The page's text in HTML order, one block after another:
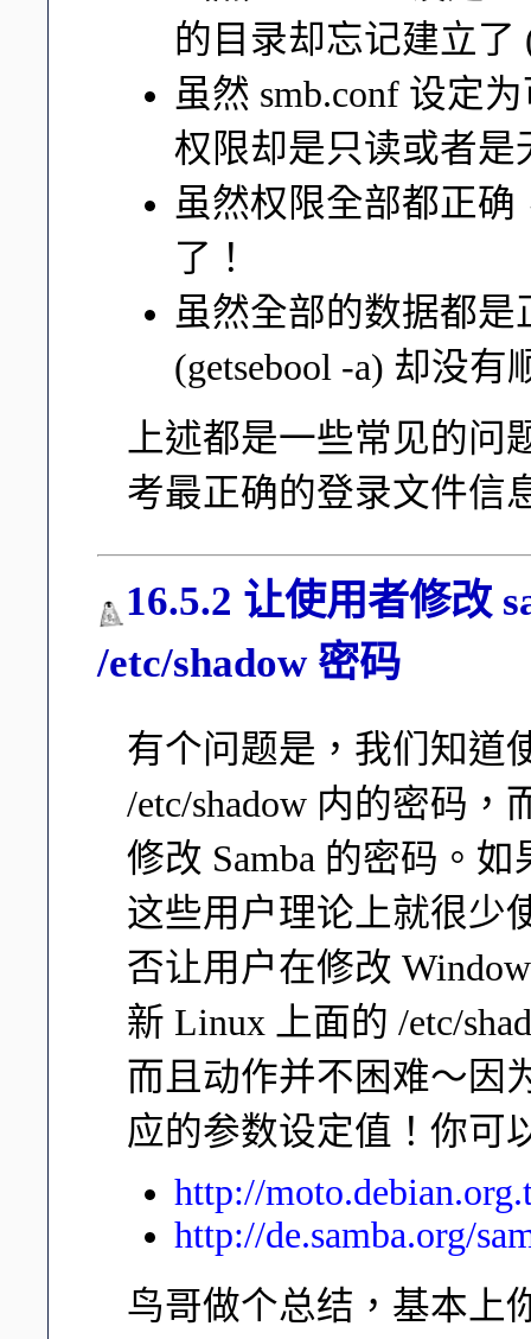
的目录却忘记建立
虽然 smb.conf 设定
权限却是只读或者是
虽然权限全部都正
了！
虽然全部的数据都
(getsebool -a) 却没有
上述都是一些常见的问
考最正确的登录文件信
16.5.2 让使用者修改
/etc/shadow 密码
有个问题是，我们知道
/etc/shadow 内的密码，
修改 Samba 的密码。
这些用户理论上就很少
否让用户在修改
新 Linux 上面的 /etc/
而且动作并不困难～因
应的参数设定值！你可
http://
http://de.samba.org/
鸟哥做个总结，基本上